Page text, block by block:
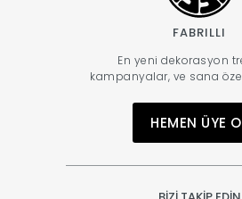
FABRILLI
En yeni dekorasyon
kampanyalar, ve sana
HEMEN ÜYE